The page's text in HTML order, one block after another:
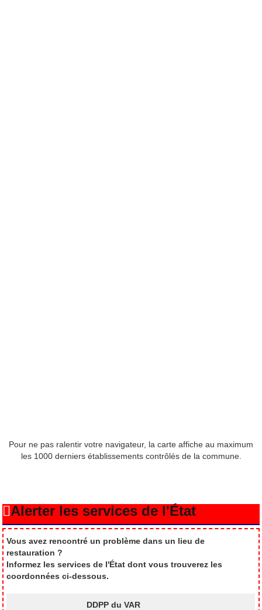
Pour ne pas ralentir votre navigateur, la carte affiche au maximum
les 1000 derniers établissements contrôlés de la commune.
Alerter les services de l'État
Vous avez rencontré un problème dans un lieu de
restauration ?
Informez les services de l'État dont vous trouverez les
coordonnées ci-dessous.
DDPP du VAR